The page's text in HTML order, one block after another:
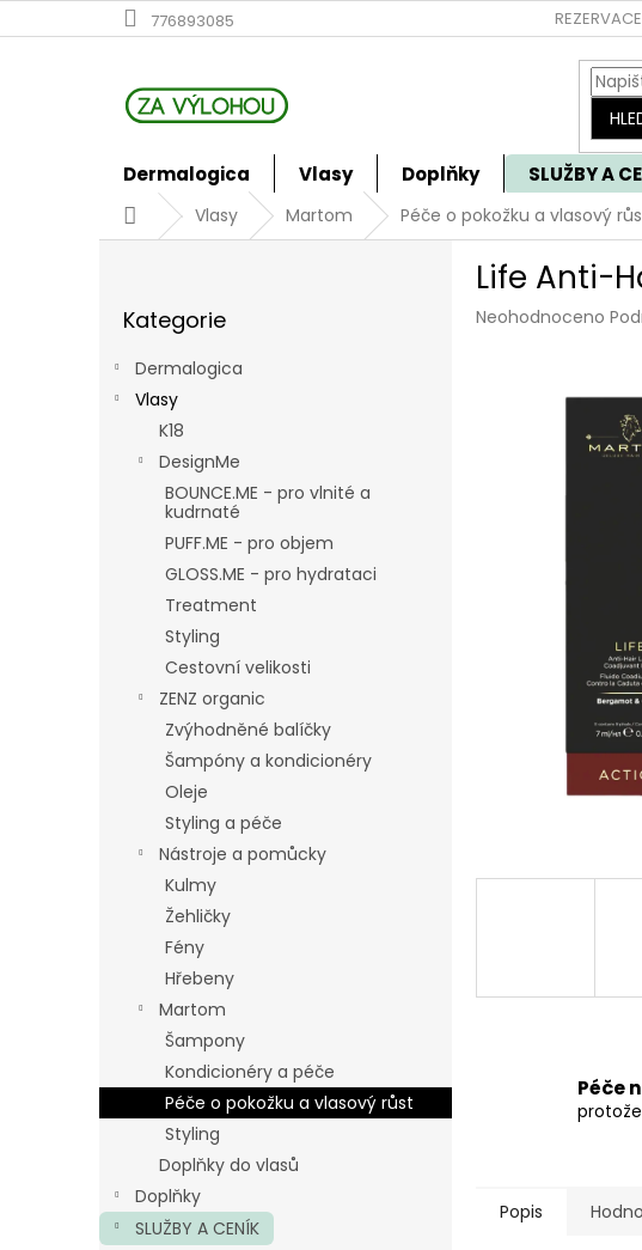
na
776893085 REZERVACE
Dermalogica Vlasy Doplňky SLUŽBY A
DomůVlasy Martom Péče o pokožku a vlasový
kategorie
Kategorie
Dermalogica
Vlasy
K18
DesignMe
BOUNCE.ME - pro vlnité a
kudrnaté
PUFF.ME - pro objem
GLOSS.ME - pro hydrataci
Treatment
Styling
Cestovní velikosti
ZENZ organic
Zvýhodněné balíčky
Šampóny a kondicionéry
Oleje
Styling a péče
Nástroje a pomůcky
Kulmy
Žehličky
Fény
Hřebeny
Martom
Šampony
Kondicionéry a péče
Péče o pokožku a vlasový růst
Styling
Doplňky do vlasů
Doplňky
SLUŽBY A CENÍK
Life Anti-
Průměrné
Neohodnoceno
Péče
Popis